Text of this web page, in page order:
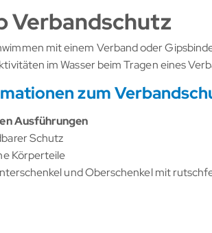
Verbandschutz
mit einem Verband oder
im Wasser beim Tragen eines
zum
Ausführungen
Schutz
Körperteile
und Oberschenkel mit